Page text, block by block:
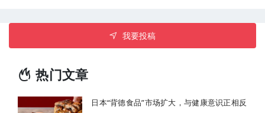
我要投稿
热门文章
日本“背德食品”市场扩大，与健康意识正相反